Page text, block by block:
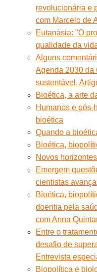
revolucionária e
com Marcelo de
Eutanásia: "O
qualidade da
Alguns
Agenda 2030 da
sustentável.
Bioética, a arte
Humanos e pós-
bioética
Quando a
Bioética,
Novos
Emergem
cientistas
Bioética,
doentia pela
com Anna
Entre o
desafio de
Entrevista
Biopolítica e